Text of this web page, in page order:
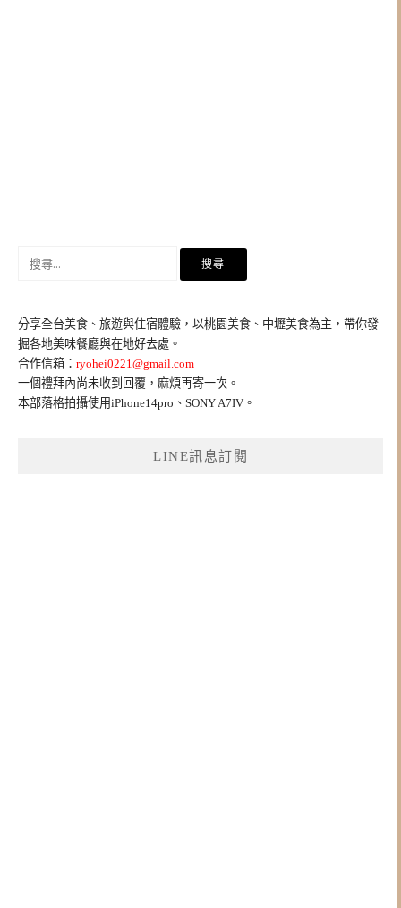
字:
分享全台美食、旅遊與住宿體驗，以桃園美食、中壢美食為主，帶你發
掘各地美味餐廳與在地好去處。
合作信箱： ryohei0221@gmail.com
一個禮拜內尚未收到回覆，麻煩再寄一次。
本部落格拍攝使用iPhone14pro、SONY A7IV。
LINE訊息訂閱